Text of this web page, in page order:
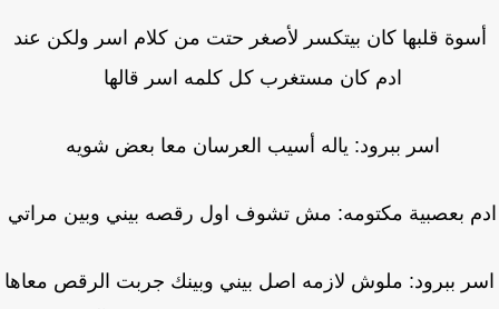
قلبها كان بيتكسر لأصغر حتت من كلام اسر ولكن عند
ادم كان مستغرب كل كلمه اسر قالها
اسر ببرود: ياله أسيب العرسان معا بعض شويه
بعصبية مكتومه: مش تشوف اول رقصه بيني وبين مراتي
ببرود: ملوش لازمه اصل بيني وبينك جربت الرقص معاها